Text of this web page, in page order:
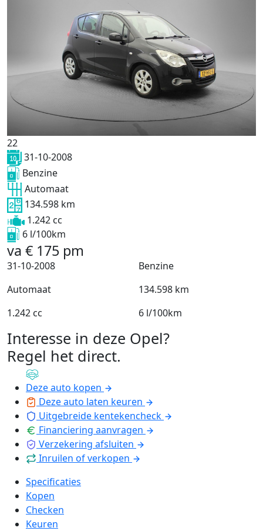
22
31-10-2008
Benzine
Automaat
134.598 km
1.242 cc
6 l/100km
va € 175 pm
31-10-2008
Benzine
Automaat
134.598 km
1.242 cc
6 l/100km
Interesse in deze Opel?
Regel het direct.
Deze auto kopen
Deze auto laten keuren
Uitgebreide kentekencheck
Financiering aanvragen
Verzekering afsluiten
Inruilen of verkopen
Specificaties
Kopen
Checken
Keuren